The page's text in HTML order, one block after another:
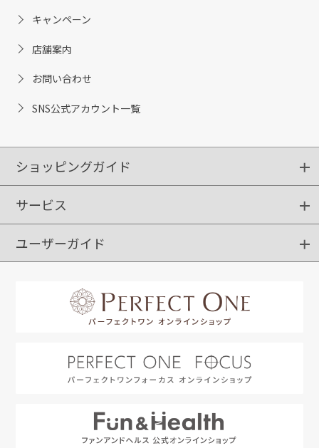
キャンペーン
店舗案内
お問い合わせ
SNS公式アカウント一覧
ショッピングガイド
ショッピングガイド
ご注文方法
送料・配送
クーポンご利用方法
サービス
定期購入
ポイントサービス
お知らせメール
ユーザーガイド